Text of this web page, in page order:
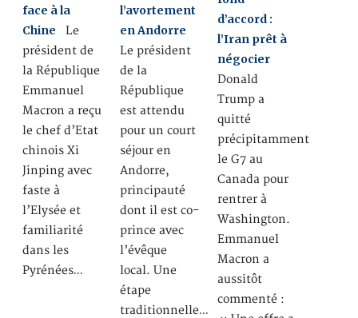
face à la
Chine Le
président de
la République
Emmanuel
Macron a reçu
le chef d’Etat
chinois Xi
Jinping avec
faste à
l’Elysée et
familiarité
dans les
Pyrénées…
l’avortement
en Andorre
Le président
de la
République
est attendu
pour un court
séjour en
Andorre,
principauté
dont il est co-
prince avec
l’évêque
local. Une
étape
traditionnelle…
d’accord :
l’Iran prêt à
négocier
Donald
Trump a
quitté
précipitamment
le G7 au
Canada pour
rentrer à
Washington.
Emmanuel
Macron a
aussitôt
commenté :